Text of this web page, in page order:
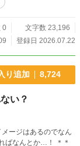
の女子高生のお話。
0
文字数 23,196
登録日 2026.07.22
り追加 8,724
い？
んとか…！ ＊＊